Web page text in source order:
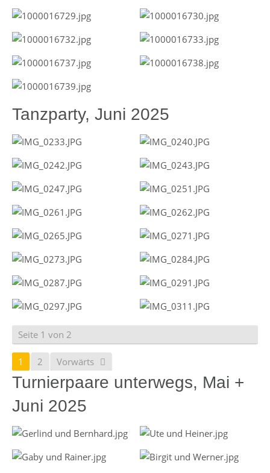
Tanzparty, Juni 2025
Seite 1 von 2
1 2 Vorwärts
Turnierpaare unterwegs, Mai +
Juni 2025